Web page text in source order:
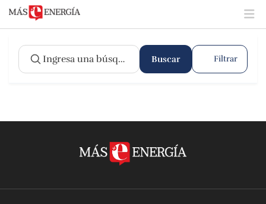
Buscar Filtrar